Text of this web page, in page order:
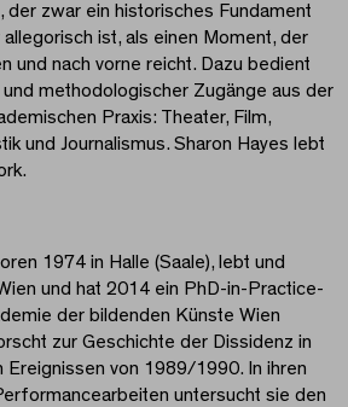
der zwar ein historisches Fundament
ist, als einen Moment, der
und nach vorne reicht. Dazu bedient
methodologischer Zugänge aus der
Praxis: Theater, Film,
und Journalismus. Sharon Hayes lebt
1974 in Halle (Saale), lebt und
und hat 2014 ein PhD-in-Practice-
der bildenden Künste Wien
zur Geschichte der Dissidenz in
Ereignissen von 1989/1990. In ihren
untersucht sie den